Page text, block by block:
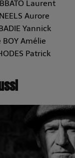
Laurent
Aurore
Yannick
Amélie
Patrick